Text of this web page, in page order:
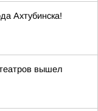
Ахтубинска!
вышел